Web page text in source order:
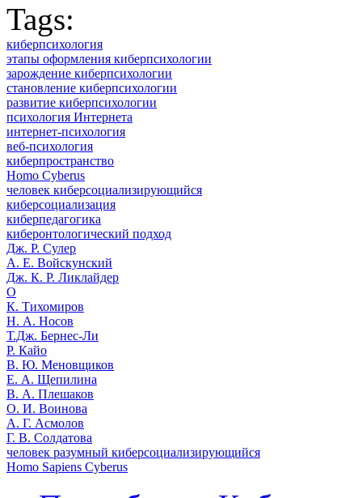
Tags:
киберпсихология
этапы оформления киберпсихологии
зарождение киберпсихологии
становление киберпсихологии
развитие киберпсихологии
психология Интернета
интернет-психология
веб-психология
киберпространство
Homo Cyberus
человек киберсоциализирующийся
киберсоциализация
киберпедагогика
киберонтологический подход
Дж. Р. Сулер
А. Е. Войскунский
Дж. К. Р. Ликлайдер
О
К. Тихомиров
Н. А. Носов
Т.Дж. Бернес-Ли
Р. Кайо
В. Ю. Меновщиков
Е. А. Щепилина
В. А. Плешаков
О. И. Воинова
А. Г. Асмолов
Г. В. Солдатова
человек разумный киберсоциализирующийся
Homo Sapiens Cyberus